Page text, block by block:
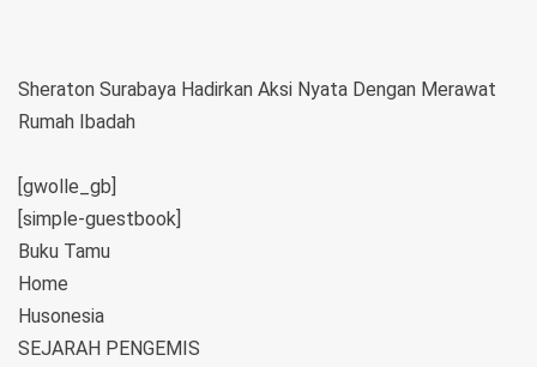
Sheraton Surabaya Hadirkan Aksi Nyata Dengan Merawat
Rumah Ibadah
[gwolle_gb]
[simple-guestbook]
Buku Tamu
Home
Husonesia
SEJARAH PENGEMIS